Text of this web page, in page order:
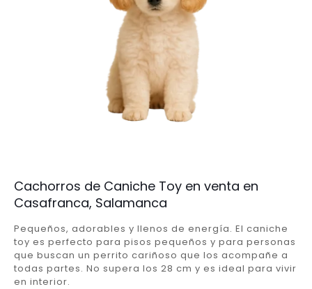
Cachorros de Caniche Toy en venta en
Casafranca, Salamanca
Pequeños, adorables y llenos de energía. El caniche
toy es perfecto para pisos pequeños y para personas
que buscan un perrito cariñoso que los acompañe a
todas partes. No supera los 28 cm y es ideal para vivir
en interior.